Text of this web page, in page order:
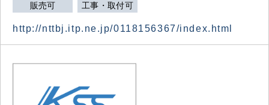
販売可 工事・取付可
http://nttbj.itp.ne.jp/0118156367/index.html